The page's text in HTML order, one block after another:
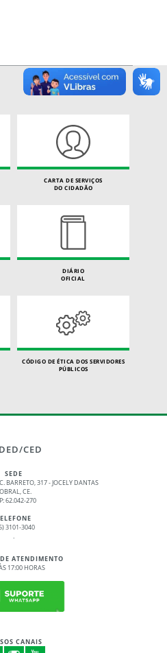
CARTA DE SERVIÇOS
DO CIDADÃO
DIÁRIO
OFICIAL
CÓDIGO DE ÉTICA DOS SERVIDORES
PÚBLICOS
CED
SEDE
BARRETO, 317 - JOCELY DANTAS
CE.
62.042-270
3101-3040
.
ATENDIMENTO
17:00 HORAS
CANAIS